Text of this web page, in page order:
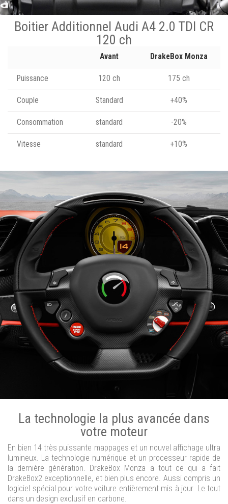
Boitier Additionnel Audi A4 2.0 TDI CR
120 ch
Avant DrakeBox Monza
Puissance 120 ch 175 ch
Couple Standard +40%
Consommation standard -20%
Vitesse standard +10%
La technologie la plus avancée dans
votre moteur
En bien 14 très puissante mappages et un nouvel affichage ultra
lumineux. La technologie numérique et un processeur rapide de
la dernière génération. DrakeBox Monza a tout ce qui a fait
DrakeBox2 exceptionnelle, et bien plus encore. Aussi compris un
logiciel spécial pour votre voiture entièrement mis à jour. Le tout
dans un design exclusif en carbone.